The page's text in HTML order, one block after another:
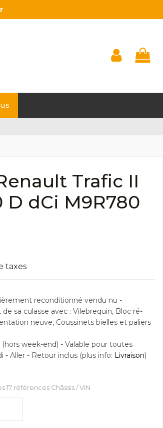
Trafic II
D dCi M9R780
taxes
reconditionné vendu nu -
sa culasse avec : Vilebrequin, Bloc ré-
neuve, Coussinets bielles et paliers
(hors week-end) - Valable pour toutes
Aller - Retour inclus (plus info: Livraison)
17 références Châssis / VIN